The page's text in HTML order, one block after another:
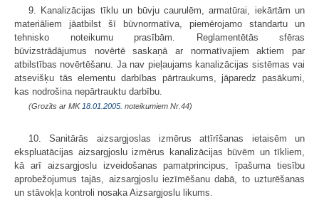
9. Kanalizācijas tīklu un būvju caurulēm, armatūrai, iekārtām un
materiāliem jāatbilst šī būvnormatīva, piemērojamo standartu un
tehnisko noteikumu prasībām. Reglamentētās sfēras
būvizstrādājumus novērtē saskaņā ar normatīvajiem aktiem par
atbilstības novērtēšanu. Ja nav pieļaujams kanalizācijas sistēmas vai
atsevišķu tās elementu darbības pārtraukums, jāparedz pasākumi,
kas nodrošina nepārtrauktu darbību.
(Grozīts ar MK 18.01.2005. noteikumiem Nr.44)
10. Sanitārās aizsargjoslas izmērus attīrīšanas ietaisēm un
ekspluatācijas aizsargjoslu izmērus kanalizācijas būvēm un tīkliem,
kā arī aizsargjoslu izveidošanas pamatprincipus, īpašuma tiesību
aprobežojumus tajās, aizsargjoslu iezīmēšanu dabā, to uzturēšanas
un stāvokļa kontroli nosaka Aizsargjoslu likums.